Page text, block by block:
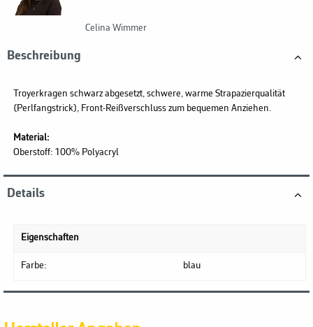
Celina Wimmer
Beschreibung
Troyerkragen schwarz abgesetzt, schwere, warme Strapazierqualität
(Perlfangstrick), Front-Reißverschluss zum bequemen Anziehen.
Material:
Oberstoff: 100% Polyacryl
Details
Eigenschaften
Farbe: blau